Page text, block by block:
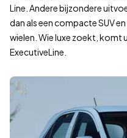
Line. Andere bijzondere
dan als een compacte SUV
wielen. Wie luxe zoekt, komt
ExecutiveLine.